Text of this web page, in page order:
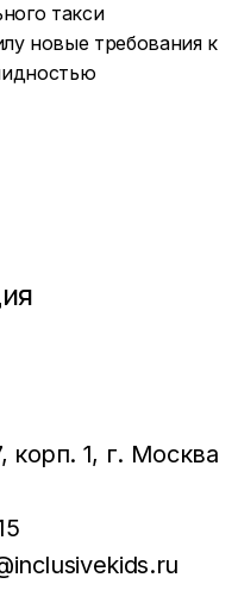
такси
новые требования к
корп. 1, г. Москва